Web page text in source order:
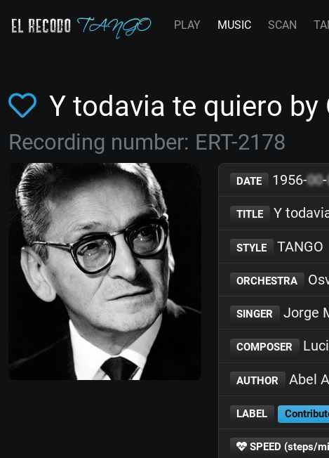
PLAY MUSIC SCAN
Y todavia te quiero by
Recording number: ERT-2178
DATE 1956-00-
TITLE Y
STYLE TANGO
ORCHESTRA
SINGER Jorge
COMPOSER
AUTHOR Abel
LABEL
SPEED (steps/